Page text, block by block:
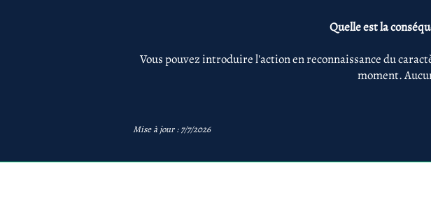
Quelle est la
Vous pouvez introduire l'action en reconnaissance du
moment.
Mise à jour : 7/7/2026